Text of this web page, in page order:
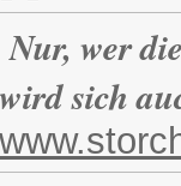
Nur, wer
wird sich